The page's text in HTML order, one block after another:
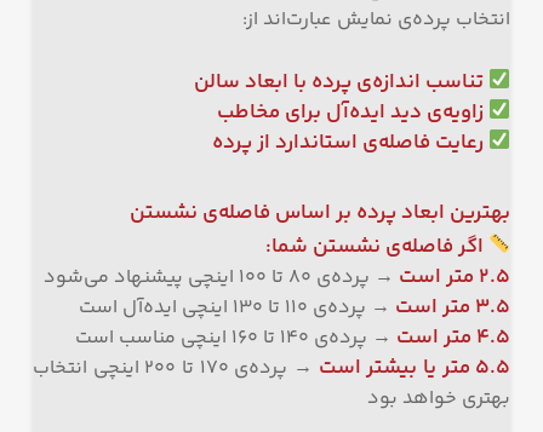
انتخاب پرده‌ی نمایش عبارت‌اند از:
تناسب اندازه‌ی پرده با ابعاد سالن
زاویه‌ی دید ایده‌آل برای مخاطب
رعایت فاصله‌ی استاندارد از پرده
بهترین ابعاد پرده بر اساس فاصله‌ی نشستن
اگر فاصله‌ی نشستن شما:
۲.۵ متر است
→ پرده‌ی ۸۰ تا ۱۰۰ اینچی پیشنهاد می‌شود
۳.۵ متر است → پرده‌ی ۱۱۰ تا ۱۳۰ اینچی ایده‌آل است
۴.۵ متر است → پرده‌ی ۱۴۰ تا ۱۶۰ اینچی مناسب است
۵.۵ متر یا بیشتر است
→ پرده‌ی ۱۷۰ تا ۲۰۰ اینچی انتخاب
بهتری خواهد بود